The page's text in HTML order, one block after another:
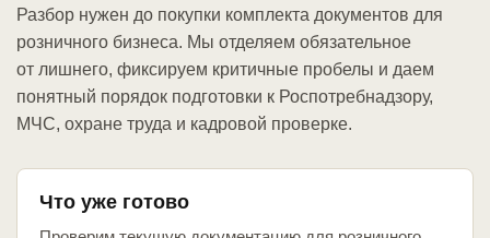
Разбор нужен до покупки комплекта документов для
розничного бизнеса. Мы отделяем обязательное
от лишнего, фиксируем критичные пробелы и даем
понятный порядок подготовки к Роспотребнадзору,
МЧС, охране труда и кадровой проверке.
Что уже готово